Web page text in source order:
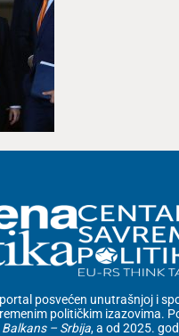
posvećen unutrašnjoj i
političkim izazovima.
– Srbija, a od 2025.